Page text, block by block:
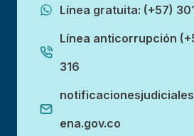
Línea gratuita: (+57)
Línea anticorrupción
316
ena.gov.co